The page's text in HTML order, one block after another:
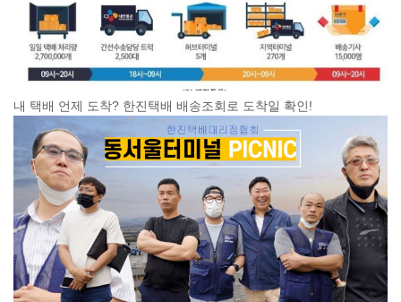
내 택배 언제 도착? 한진택배 배송조회로 도착일 확인!